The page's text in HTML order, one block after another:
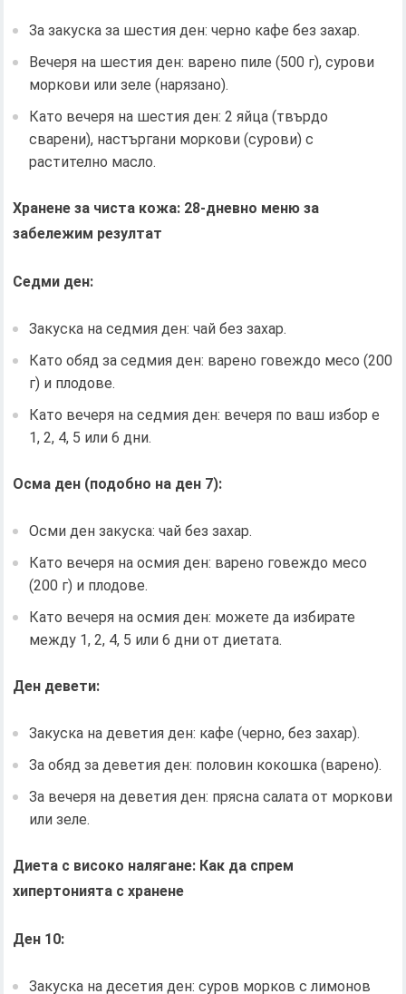
За закуска за шестия ден: черно кафе без захар.
Вечеря на шестия ден: варено пиле (500 г), сурови
моркови или зеле (нарязано).
Като вечеря на шестия ден: 2 яйца (твърдо
сварени), настъргани моркови (сурови) с
растително масло.
Хранене за чиста кожа: 28-дневно меню за
забележим резултат
Седми ден:
Закуска на седмия ден: чай без захар.
Като обяд за седмия ден: варено говеждо месо (200
г) и плодове.
Като вечеря на седмия ден: вечеря по ваш избор е
1, 2, 4, 5 или 6 дни.
Осма ден (подобно на ден 7):
Осми ден закуска: чай без захар.
Като вечеря на осмия ден: варено говеждо месо
(200 г) и плодове.
Като вечеря на осмия ден: можете да избирате
между 1, 2, 4, 5 или 6 дни от диетата.
Ден девети:
Закуска на деветия ден: кафе (черно, без захар).
За обяд за деветия ден: половин кокошка (варено).
За вечеря на деветия ден: прясна салата от моркови
или зеле.
Диета с високо налягане: Как да спрем
хипертонията с хранене
Ден 10:
Закуска на десетия ден: суров морков с лимонов